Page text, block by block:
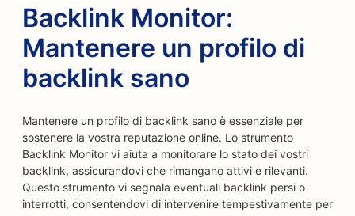
Backlink Monitor:
Mantenere un profilo di
backlink sano
Mantenere un profilo di backlink sano è essenziale per
sostenere la vostra reputazione online. Lo strumento
Backlink Monitor vi aiuta a monitorare lo stato dei vostri
backlink, assicurandovi che rimangano attivi e rilevanti.
Questo strumento vi segnala eventuali backlink persi o
interrotti, consentendovi di intervenire tempestivamente per